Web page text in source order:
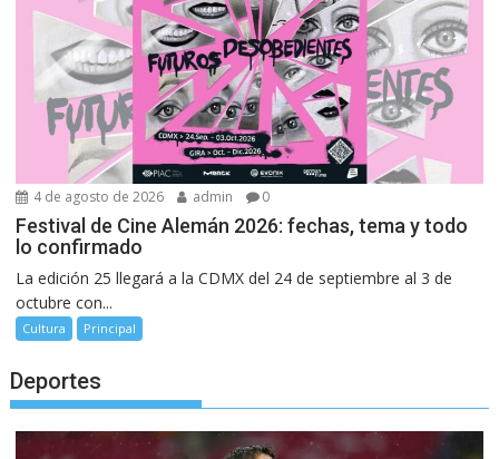
4 de agosto de 2026 admin 0
Festival de Cine Alemán 2026: fechas, tema y todo
lo confirmado
La edición 25 llegará a la CDMX del 24 de septiembre al 3 de
octubre con...
Cultura Principal
Deportes